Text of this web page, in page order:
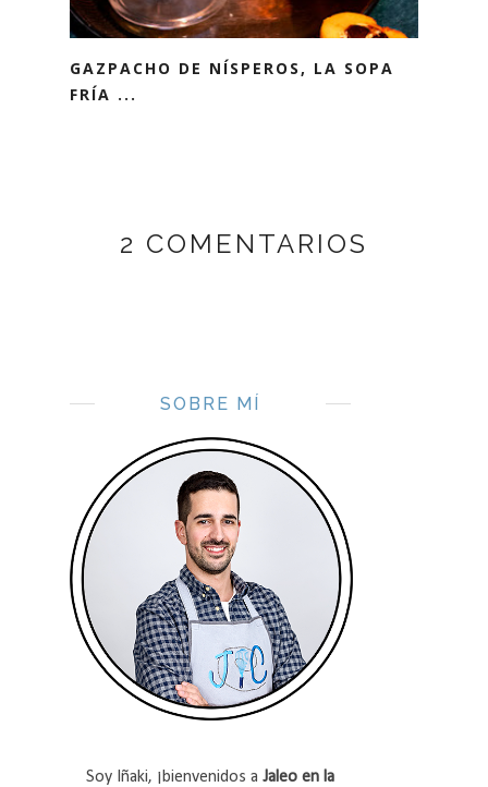
GAZPACHO DE NÍSPEROS, LA SOPA
FRÍA ...
2 COMENTARIOS
SOBRE MÍ
Soy Iñaki, ¡bienvenidos a Jaleo en la